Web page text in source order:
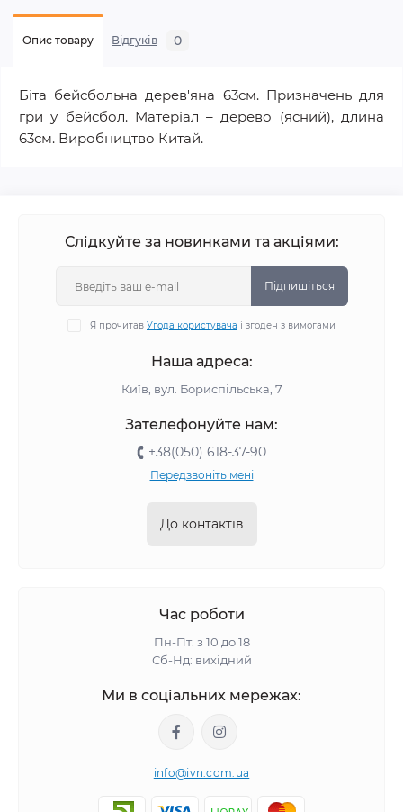
Опис товару Відгуків 0
Біта бейсбольна дерев'яна 63см. Призначень для
гри у бейсбол. Матеріал – дерево (ясний), длина
63см. Виробництво Китай.
Слідкуйте за новинками та акціями:
Підпишіться
Я прочитав Угода користувача і згоден з вимогами
Наша адреса:
Київ, вул. Бориспільська, 7
Зателефонуйте нам:
+38(050) 618-37-90
Передзвоніть мені
До контактів
Час роботи
Пн-Пт: з 10 до 18
Сб-Нд: вихідний
Ми в соціальних мережах:
info@ivn.com.ua